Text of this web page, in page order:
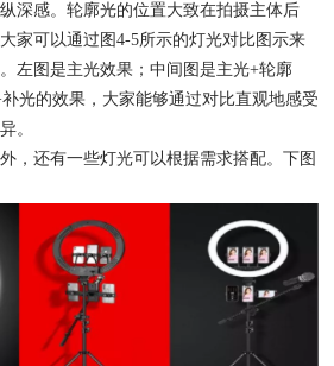
深感。轮廓光的位置大致在拍摄主体后
家可以通过图4-5所示的灯光对比图示来
左图是主光效果；中间图是主光+轮廓
光的效果，大家能够通过对比直观地感受
。
，还有一些灯光可以根据需求搭配。下图